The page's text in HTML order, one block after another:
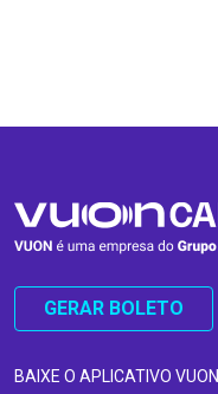
GERAR BOLETO
BAIXE O APLICATIVO VUON